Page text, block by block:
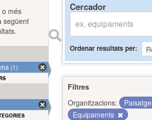
Cercador
Ordenar resultats per
Filtres
Organitzacions:
Equipaments
o més
següent
(1)